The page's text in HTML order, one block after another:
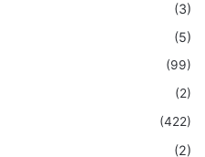
(3)
(5)
(99)
(2)
(422)
(2)